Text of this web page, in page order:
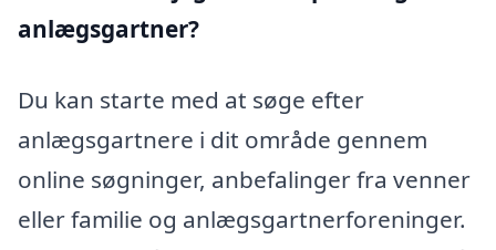
anlægsgartner?
Du kan starte med at søge efter
anlægsgartnere i dit område gennem
online søgninger, anbefalinger fra venner
eller familie og anlægsgartnerforeninger.